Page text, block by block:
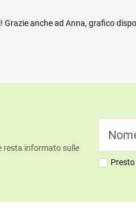
anche ad Anna, grafico
resta informato sulle